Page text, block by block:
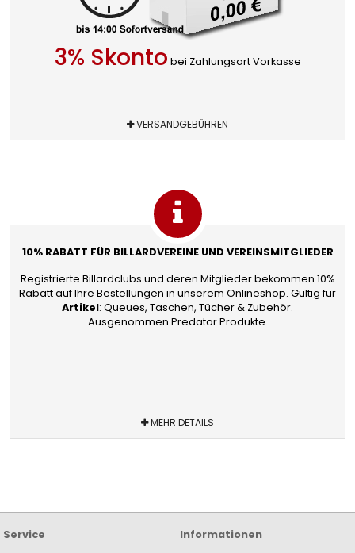
3% Skonto bei Zahlungsart Vorkasse
VERSANDGEBÜHREN
10% RABATT FÜR BILLARDVEREINE UND VEREINSMITGLIEDER
Registrierte Billardclubs und deren Mitglieder bekommen 10%
Rabatt auf Ihre Bestellungen in unserem Onlineshop. Gültig für
Artikel: Queues, Taschen, Tücher & Zubehör.
Ausgenommen Predator Produkte.
MEHR DETAILS
Service
Informationen